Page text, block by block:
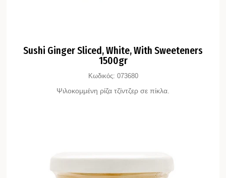
Sushi Ginger Sliced, White, With Sweeteners
1500gr
Κωδικός: 073680
Ψιλοκομμένη ρίζα τζίντζερ σε πίκλα.